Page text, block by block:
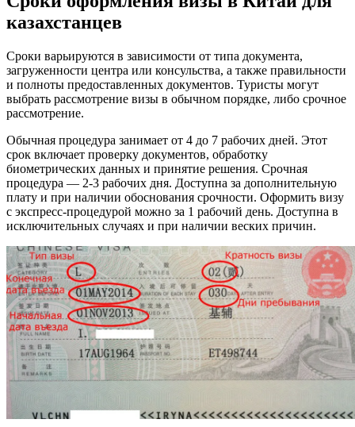
казахстанцев
Сроки варьируются в зависимости от типа документа,
загруженности центра или консульства, а также правильности
и полноты предоставленных документов. Туристы могут
выбрать рассмотрение визы в обычном порядке, либо срочное
рассмотрение.
Обычная процедура занимает от 4 до 7 рабочих дней. Этот
срок включает проверку документов, обработку
биометрических данных и принятие решения. Срочная
процедура — 2-3 рабочих дня. Доступна за дополнительную
плату и при наличии обоснования срочности. Оформить визу
с экспресс-процедурой можно за 1 рабочий день. Доступна в
исключительных случаях и при наличии веских причин.